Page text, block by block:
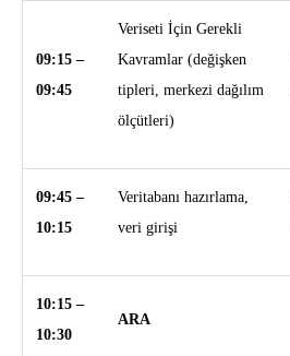
09:15 –
09:45
Veriseti İçin Gerekli
Kavramlar (değişken
tipleri, merkezi dağılım
ölçütleri)
09:45 –
10:15
Veritabanı hazırlama,
veri girişi
10:15 –
10:30
ARA